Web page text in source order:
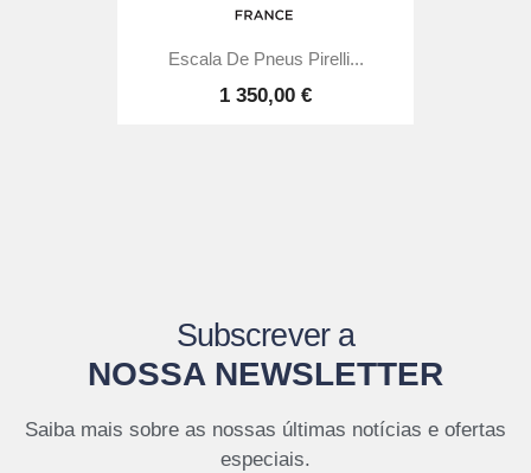
Escala De Pneus Pirelli...
1 350,00 €
Subscrever a
NOSSA NEWSLETTER
Saiba mais sobre as nossas últimas notícias e ofertas
especiais.